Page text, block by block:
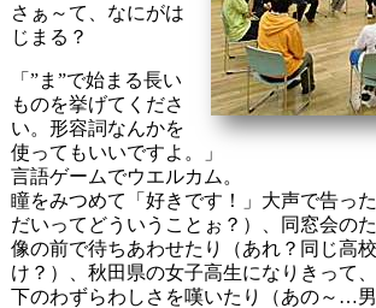
さぁ～て、なにがは
じまる？
「”ま”で始まる長い
ものを挙げてくださ
い。形容詞なんかを
使ってもいいですよ。」
言語ゲームでウエルカム。
瞳をみつめて「好きです！」大声で告っ
だいってどういうことぉ？）、同窓会の
像の前で待ちあわせたり（あれ？同じ高
け？）、秋田県の女子高生になりきって
下のわずらわしさを嘆いたり（あの～…